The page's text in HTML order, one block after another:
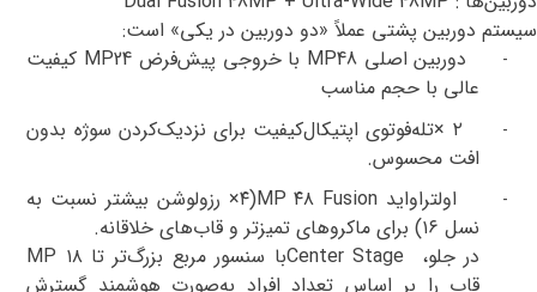
سیستم دوربین پشتی عملاً «دو دوربین در یکی» است:
- دوربین اصلیMP48 با خروجی پیش‌فرض 24
MP کیفیت
عالی با حجم مناسب
- ۲ ×تله‌فوتوی اپتیکال‌کیفیت برای نزدیک‌کردن سوژه بدون
افت محسوس.
- اولتراواید Fusion ۴۸MP
(۴×
رزولوشن بیشتر نسبت به
نسل ۱۶) برای ماکروهای تمیزتر و قاب‌های خلاقانه.
در جلو،
Center Stageبا سنسور مربع بزرگ‌ترتا ۱۸
MP
قاب را بر اساس تعداد افراد به‌صورت هوشمند گسترش